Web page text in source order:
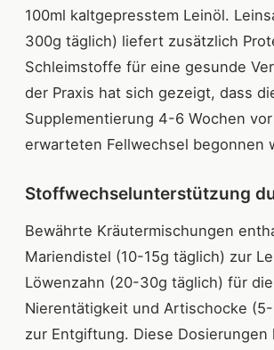
100ml kaltgepresstem Leinöl.
300g täglich) liefert zusätzlich
Schleimstoffe für eine gesunde
der Praxis hat sich gezeigt, dass
Supplementierung 4-6 Wochen
erwarteten Fellwechsel begonnen
Stoffwechselunterstützung
Bewährte Kräutermischungen
Mariendistel (10-15g täglich) zur
Löwenzahn (20-30g täglich) für die
Nierentätigkeit und Artischocke
zur Entgiftung. Diese Dosierungen